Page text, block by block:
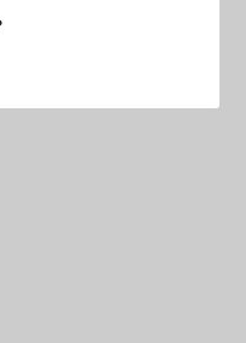
wir durch